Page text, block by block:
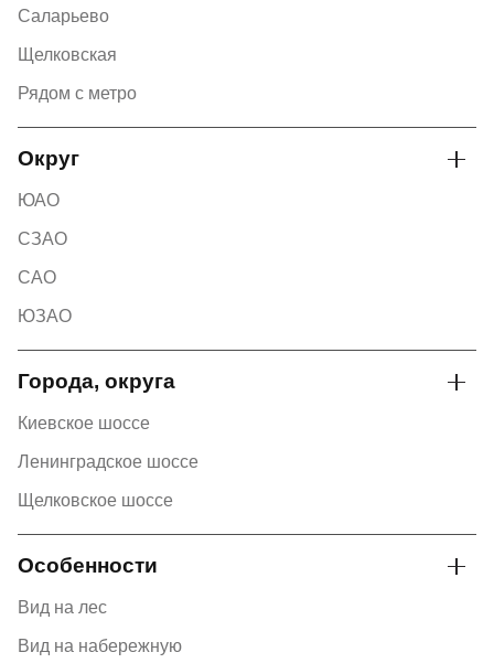
Саларьево
Щелковская
Рядом с метро
Округ
ЮАО
СЗАО
САО
ЮЗАО
Города, округа
Киевское шоссе
Ленинградское шоссе
Щелковское шоссе
Особенности
Вид на лес
Вид на набережную